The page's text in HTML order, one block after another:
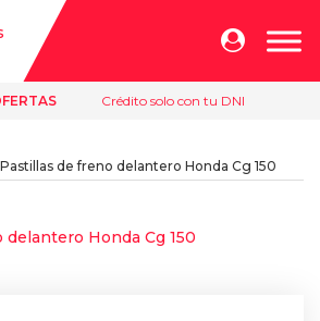
Búsqueda
Crédito solo con tu DNI
de freno delantero Honda Cg 150